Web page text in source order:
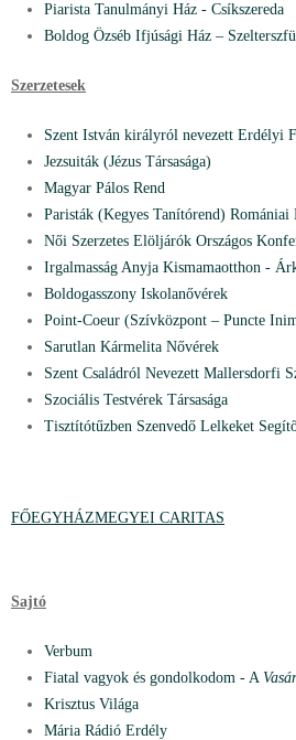
Piarista Tanulmányi Ház - Csíkszereda
Boldog Özséb Ifjúsági Ház –
Szerzetesek
Szent István királyról nevezett Erdélyi
Jezsuiták (Jézus Társasága)
Magyar Pálos Rend
Paristák (Kegyes Tanítórend) Romániai
Női Szerzetes Elöljárók Országos
Irgalmasság Anyja Kismamaotthon -
Boldogasszony Iskolanővérek
Point-Coeur (Szívközpont – Puncte
Sarutlan Kármelita Nővérek
Szent Családról Nevezett Mallersdorfi
Szociális Testvérek Társasága
Tisztítótűzben Szenvedő Lelkeket
FŐEGYHÁZMEGYEI CARITAS
Sajtó
Verbum
Fiatal vagyok és gondolkodom - A
Krisztus Világa
Mária Rádió Erdély